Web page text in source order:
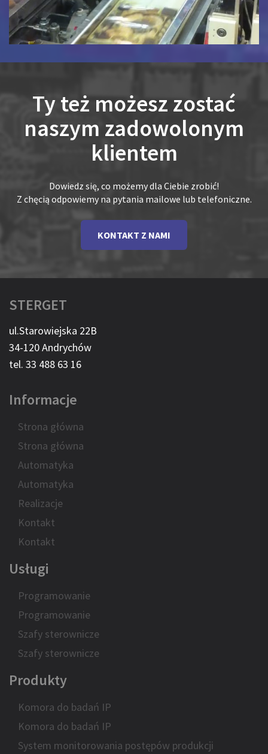
Ty też możesz zostać
naszym zadowolonym
klientem
Dowiedz się, co możemy dla Ciebie zrobić!
Z chęcią odpowiemy na pytania mailowe lub telefoniczne.
KONTAKT Z NAMI
STERGET
ul.Starowiejska 22B
34-120 Andrychów
tel. 33 488 63 16
Informacje
Strona główna
Strona główna
Automatyka
Automatyka
Realizacje
Kontakt
Kontakt
Usługi
Programowanie
Programowanie
Szafy sterownicze
Szafy sterownicze
Produkty
Komora do badań IP
Komora do badań IP
System monitorowania postępów produkcji